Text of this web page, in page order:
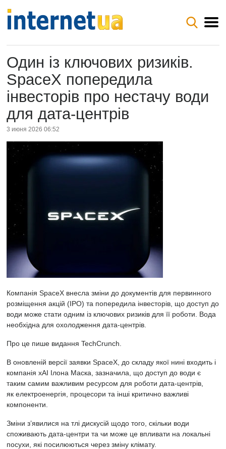
Один із ключових ризиків.
SpaceX попередила
інвесторів про нестачу води
для дата-центрів
3 июня 2026 06:52
Компанія SpaceX внесла зміни до документів для первинного
розміщення акцій (IPO) та попередила інвесторів, що доступ до
води може стати одним із ключових ризиків для її роботи. Вода
необхідна для охолодження дата-центрів.
Про це пише видання TechCrunch.
В оновленій версії заявки SpaceX, до складу якої нині входить і
компанія xAI Ілона Маска, зазначила, що доступ до води є
таким самим важливим ресурсом для роботи дата-центрів,
як електроенергія, процесори та інші критично важливі
компоненти.
Зміни з’явилися на тлі дискусій щодо того, скільки води
споживають дата-центри та чи може це впливати на локальні
посухи, які посилюються через зміну клімату.